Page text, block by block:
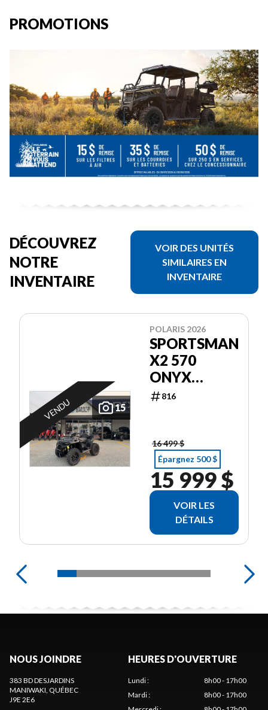
PROMOTIONS
DÉCOUVREZ
NOTRE
INVENTAIRE
VOIR DES UNITÉS
SIMILAIRES EN
INVENTAIRE
15
VENDU
POLARIS 2026
SPORTSMAN
X2 570
ONYX
BLACK
816
16 499 $
Épargnez 500 $
15 999 $
VOIR LES
DÉTAILS
NOUS JOINDRE
383 BD DESJARDINS
MANIWAKI, QUÉBEC
J9E 2E6
HEURES D'OUVERTURE
Lundi:
8h00 - 17h00
Mardi:
8h00 - 17h00